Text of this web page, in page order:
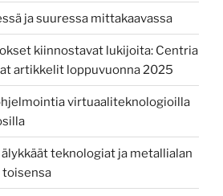
ja suuressa mittakaavassa
kiinnostavat lukijoita: Centria
artikkelit loppuvuonna 2025
virtuaaliteknologioilla
teknologiat ja metallialan